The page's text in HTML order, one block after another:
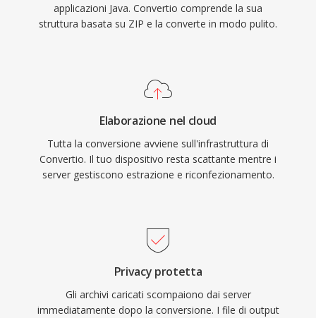
applicazioni Java. Convertio comprende la sua
struttura basata su ZIP e la converte in modo pulito.
Elaborazione nel cloud
Tutta la conversione avviene sull'infrastruttura di
Convertio. Il tuo dispositivo resta scattante mentre i
server gestiscono estrazione e riconfezionamento.
Privacy protetta
Gli archivi caricati scompaiono dai server
immediatamente dopo la conversione. I file di output